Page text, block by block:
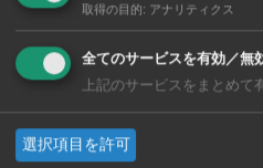
取得の目的: アナリティクス
全てのサービスを有効／無
上記のサービスをまとめて
選択項目を許可